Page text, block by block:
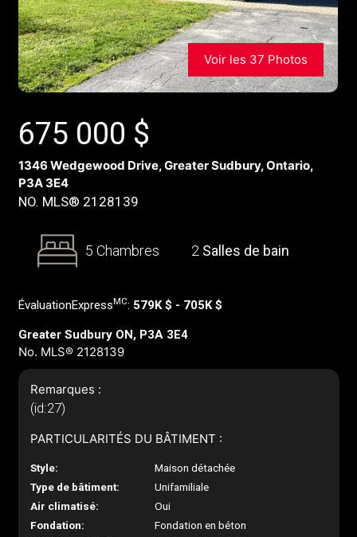
Voir les 37 Photos
675 000 $
1346 Wedgewood Drive, Greater Sudbury, Ontario,
P3A 3E4
NO. MLS® 2128139
5 Chambres 2 Salles de bain
ÉvaluationExpress MC: 579K $ - 705K $
Greater Sudbury ON, P3A 3E4
No. MLS® 2128139
Remarques :
(id:27)
PARTICULARITÉS DU BÂTIMENT :
Style:
Maison détachée
Type de bâtiment:
Unifamiliale
Air climatisé:
Oui
Fondation:
Fondation en béton